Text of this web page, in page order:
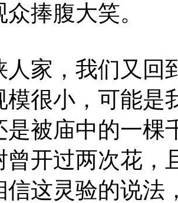
捧腹大笑。
人家，我们又回
模很小，可能是
是被庙中的一棵
曾开过两次花，
信这灵验的说法